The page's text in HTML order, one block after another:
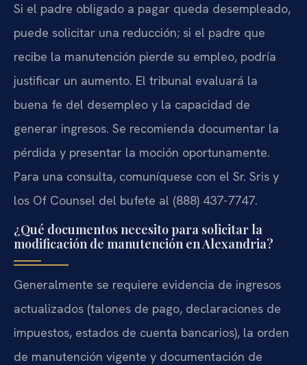
Si el padre obligado a pagar queda desempleado,
puede solicitar una reducción; si el padre que
recibe la manutención pierde su empleo, podría
justificar un aumento. El tribunal evaluará la
buena fe del desempleo y la capacidad de
generar ingresos. Se recomienda documentar la
pérdida y presentar la moción oportunamente.
Para una consulta, comuníquese con el Sr. Sris y
los Of Counsel del bufete al (888) 437-7747.
¿Qué documentos necesito para solicitar la
modificación de manutención en Alexandria?
Generalmente se requiere evidencia de ingresos
actualizados (talones de pago, declaraciones de
impuestos, estados de cuenta bancarios), la orden
de manutención vigente y documentación de